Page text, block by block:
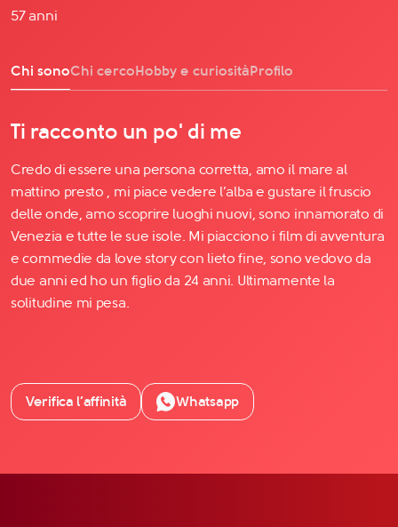
57 anni
Chi sonoChi cercoHobby e curiositàProfilo
Ti racconto un po' di me
Credo di essere una persona corretta, amo il mare al
mattino presto , mi piace vedere l’alba e gustare il fruscio
delle onde, amo scoprire luoghi nuovi, sono innamorato di
Venezia e tutte le sue isole. Mi piacciono i film di avventura
e commedie da love story con lieto fine, sono vedovo da
due anni ed ho un figlio da 24 anni. Ultimamente la
solitudine mi pesa.
Verifica l’affinità Whatsapp